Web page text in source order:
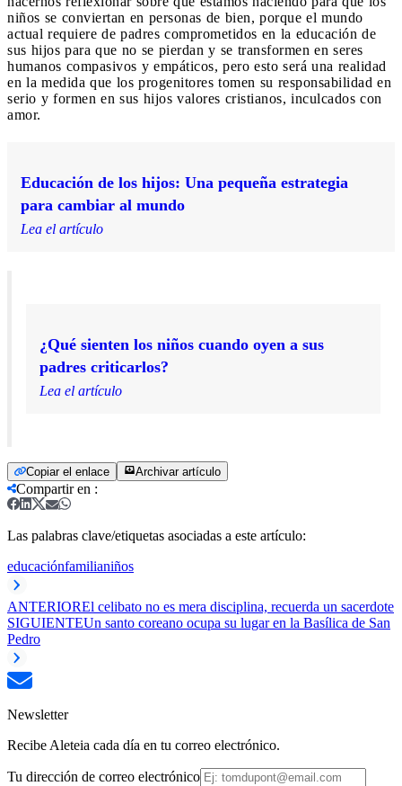
niños se conviertan en personas de bien, porque el mundo
actual requiere de padres comprometidos en la educación de
sus hijos para que no se pierdan y se transformen en seres
humanos compasivos y empáticos, pero esto será una realidad
en la medida que los progenitores tomen su responsabilidad en
serio y formen en sus hijos valores cristianos, inculcados con
amor.
Educación de los hijos: Una pequeña estrategia
para cambiar al mundo
Lea el artículo
¿Qué sienten los niños cuando oyen a sus
padres criticarlos?
Lea el artículo
Copiar el enlace Archivar artículo
Compartir en :
Las palabras clave/etiquetas asociadas a este artículo:
educaciónfamilianiños
ANTERIOREl celibato no es mera disciplina, recuerda un sacerdote
SIGUIENTEUn santo coreano ocupa su lugar en la Basílica de San
Pedro
Newsletter
Recibe Aleteia cada día en tu correo electrónico.
Tu dirección de correo electrónico